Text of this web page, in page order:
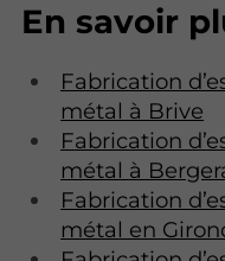
En savoir
Fabrication
métal à Brive
Fabrication
métal à
Fabrication
métal en